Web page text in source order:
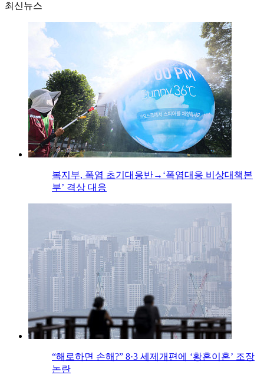
최신뉴스
복지부, 폭염 초기대응반→‘폭염대응 비상대책본
부’ 격상 대응
“해로하면 손해?” 8·3 세제개편에 ‘황혼이혼’ 조장
논란